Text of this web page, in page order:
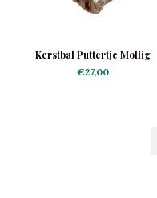
Kerstbal Puttertje Mollig
€27,00